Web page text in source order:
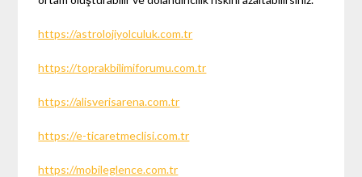
https://astrolojiyolculuk.com.tr
https://toprakbilimiforumu.com.tr
https://alisverisarena.com.tr
https://e-ticaretmeclisi.com.tr
https://mobileglence.com.tr